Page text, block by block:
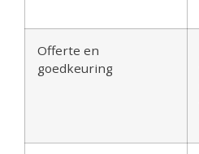
Offerte en
goedkeuring